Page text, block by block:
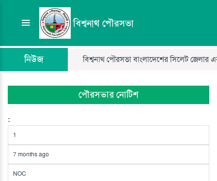
বিশ্বনাথ পৌরসভা
নিউজ বিশ্বনাথ পৌরসভা বাংলাদেশের সিলেট জেলার
পৌরসভার নোটিশ
1
7 months ago
NOC